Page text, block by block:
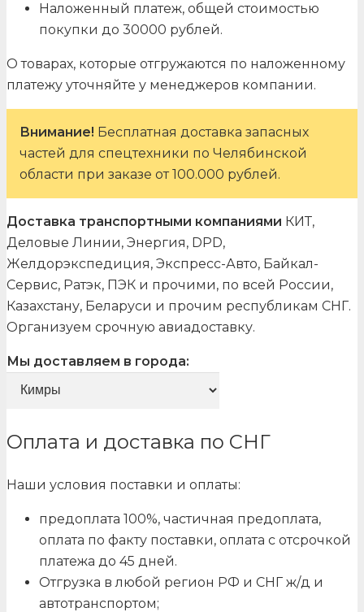
Наложенный платеж, общей стоимостью
покупки до 30000 рублей.
О товарах, которые отгружаются по наложенному
платежу уточняйте у менеджеров компании.
Внимание! Бесплатная доставка запасных
частей для спецтехники по Челябинской
области при заказе от 100.000 рублей.
Доставка транспортными компаниями КИТ,
Деловые Линии, Энергия, DPD,
Желдорэкспедиция, Экспресс-Авто, Байкал-
Сервис, Ратэк, ПЭК и прочими, по всей России,
Казахстану, Беларуси и прочим республикам СНГ.
Организуем срочную авиадоставку.
Мы доставляем в города:
Оплата и доставка по СНГ
Наши условия поставки и оплаты:
предоплата 100%, частичная предоплата,
оплата по факту поставки, оплата с отсрочкой
платежа до 45 дней.
Отгрузка в любой регион РФ и СНГ ж/д и
автотранспортом;